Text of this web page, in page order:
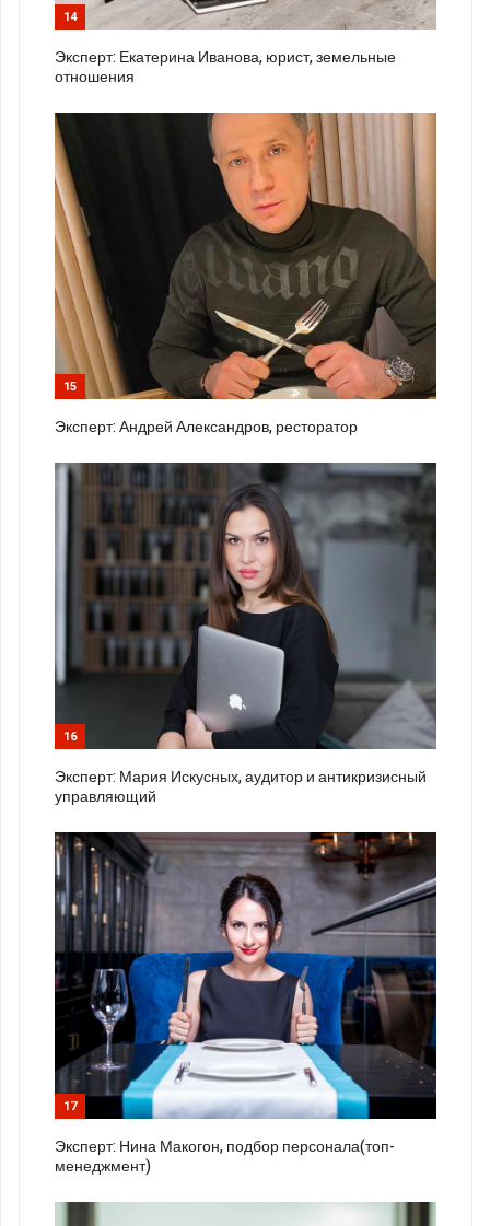
14
Эксперт: Екатерина Иванова, юрист, земельные
отношения
15
Эксперт: Андрей Александров, ресторатор
16
Эксперт: Мария Искусных, аудитор и антикризисный
управляющий
17
Эксперт: Нина Макогон, подбор персонала(топ-
менеджмент)